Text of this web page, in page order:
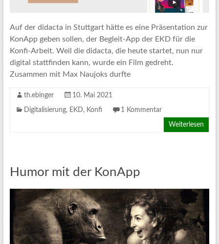
Auf der didacta in Stuttgart hätte es eine Präsentation zur
KonApp geben sollen, der Begleit-App der EKD für die
Konfi-Arbeit. Weil die didacta, die heute startet, nun nur
digital stattfinden kann, wurde ein Film gedreht.
Zusammen mit Max Naujoks durfte
th.ebinger 10. Mai 2021
Digitalisierung, EKD, Konfi 1 Kommentar
Weiterlesen
Humor mit der KonApp